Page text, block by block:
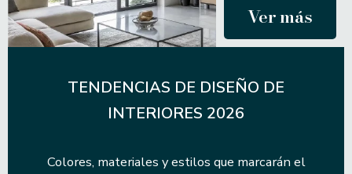
Ver más
TENDENCIAS DE DISEÑO DE
INTERIORES 2026
Colores, materiales y estilos que marcarán el